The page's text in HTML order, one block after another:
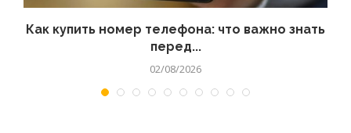
Как купить номер телефона: что важно знать
перед...
02/08/2026